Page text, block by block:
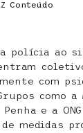
Conteúdo
polícia ao
com
como a
e a
medidas